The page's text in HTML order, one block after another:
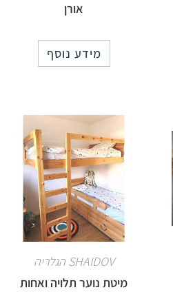
אורן
מידע נוסף
SHAIDOV הגלריה
מיטת נוער תלויה ואחות